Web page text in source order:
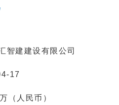
智建建设有限公司
17
（人民币）